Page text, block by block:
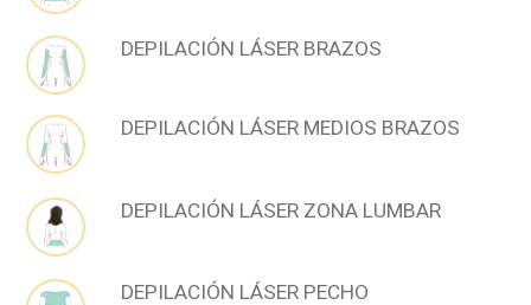
DEPILACIÓN LÁSER BRAZOS
DEPILACIÓN LÁSER MEDIOS BRAZOS
DEPILACIÓN LÁSER ZONA LUMBAR
DEPILACIÓN LÁSER PECHO